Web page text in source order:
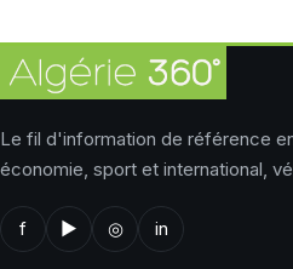
Le fil d'information de référence
économie, sport et international,
f ▶ ◎ in